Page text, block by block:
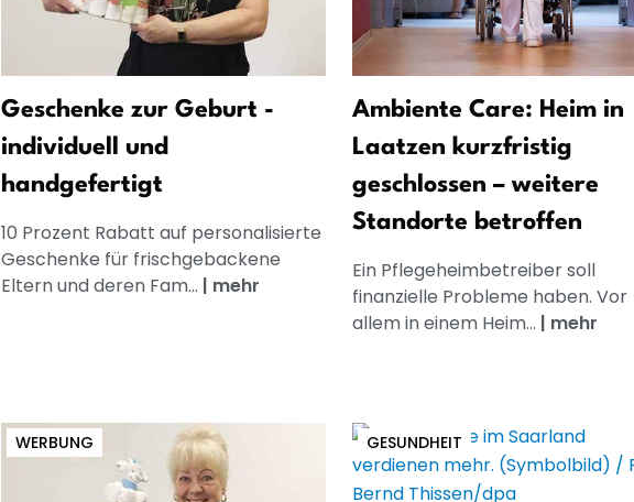
Geschenke zur Geburt -
individuell und
handgefertigt
10 Prozent Rabatt auf personalisierte
Geschenke für frischgebackene
Eltern und deren Fam... | mehr
Ambiente Care: Heim in
Laatzen kurzfristig
geschlossen – weitere
Standorte betroffen
Ein Pflegeheimbetreiber soll
finanzielle Probleme haben. Vor
allem in einem Heim... | mehr
WERBUNG GESUNDHEIT